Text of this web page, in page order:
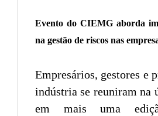
Evento do CIEMG aborda
na gestão de riscos nas
Empresários, gestores e
indústria se reuniram na
em mais uma